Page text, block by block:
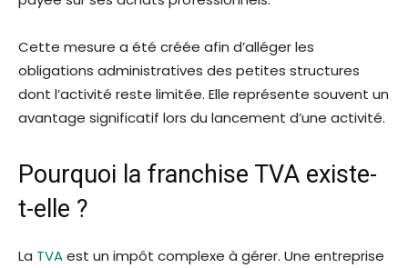
Cette mesure a été créée afin d’alléger les
obligations administratives des petites structures
dont l’activité reste limitée. Elle représente souvent un
avantage significatif lors du lancement d’une activité.
Pourquoi la franchise TVA existe-
t-elle ?
La TVAest un impôt complexe à gérer. Une entreprise